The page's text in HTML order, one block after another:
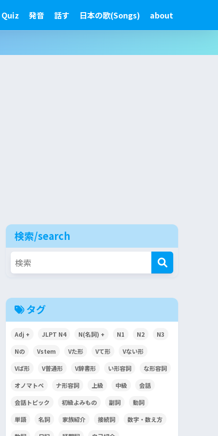
発音 話す 日本の歌(Songs) about
検索/search
タグ
Adj + JLPT N4 N(名詞) + N1 N2 N3
Nの Vstem Vた形 Vて形 Vない形
Vば形 V普通形 V辞書形 い形容詞 な形容詞
オノマトペ ナ形容詞 上級 中級 会話
会話トピック 初級よみもの 副詞 動詞
単語 名詞 家族紹介 接続詞 数字・数え方